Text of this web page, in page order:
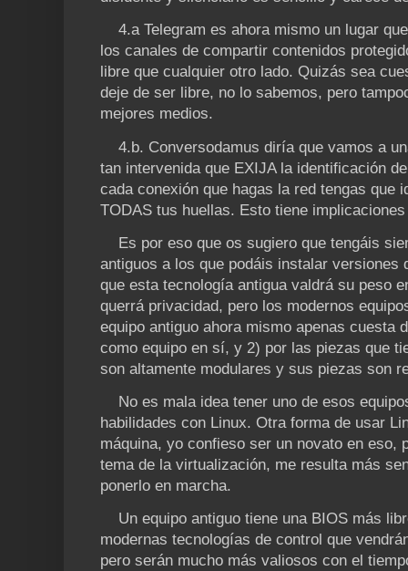
4.a Telegram es ahora mismo un lugar
los canales de compartir contenidos
libre que cualquier otro lado. Quizás sea
deje de ser libre, no lo sabemos, pero
mejores medios.
4.b. Conversodamus diría que vamos a
tan intervenida que EXIJA la identificación
cada conexión que hagas la red tengas que
TODAS tus huellas. Esto tiene
Es por eso que os sugiero que tengáis
antiguos a los que podáis instalar versiones
que esta tecnología antigua valdrá su peso
querrá privacidad, pero los modernos
equipo antiguo ahora mismo apenas cuesta
como equipo en sí, y 2) por las piezas que
son altamente modulares y sus piezas son
No es mala idea tener uno de esos
habilidades con Linux. Otra forma de usar
máquina, yo confieso ser un novato en eso,
tema de la virtualización, me resulta más
ponerlo en marcha.
Un equipo antiguo tiene una BIOS más
modernas tecnologías de control que
pero serán mucho más valiosos con el